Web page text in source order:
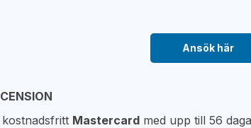
Ansök här
Mastercard med upp till 56